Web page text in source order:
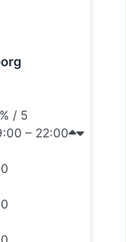
/ 5
– 22:00